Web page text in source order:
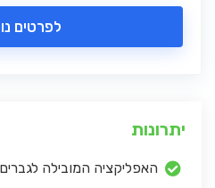
לפרטים
יתרונות
האפליקציה המובילה